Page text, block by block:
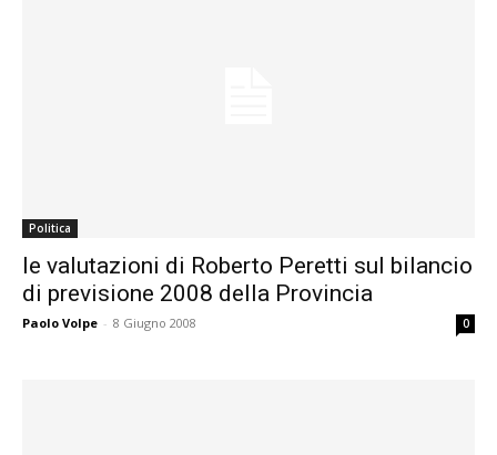
Politica
le valutazioni di Roberto Peretti sul bilancio
di previsione 2008 della Provincia
Paolo Volpe - 8 Giugno 2008 0